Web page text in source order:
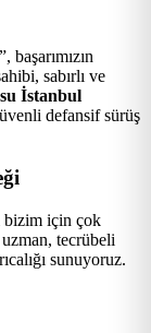
başarımızın
sabırlı ve
İstanbul
defansif sürüş
bizim için çok
tecrübeli
sunuyoruz.